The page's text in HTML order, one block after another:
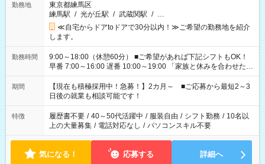
勤務地
東京都練馬区
練馬駅 / 光が丘駅 / 武蔵関駅 / …
≪自宅からドアtoドアで30分以内！≫ご希望の勤務地を紹介
します。
勤務時間
9:00～18:00（休憩60分） ■ご希望があれば下記シフトもOK！
早番 7:00～16:00 遅番 10:00～19:00 「家族と休みを合わせた
い」 「余裕を持って夕飯の準備がしたい」 「できれば残業はし
たくない」 など、ご希望を教えてくださいね。 ※Wワーク希望
の方へ 今ご覧のお仕事で希望する勤務時間と、もう1つのお仕事
の勤務時間。 合計で週40時間を超える場合は応募できません。
期間
【現在も積極採用中！急募！】2カ月～ ■ご応募から最短2～3
日後の就業も相談可能です！
特徴 履歴書不要 / 40～50代活躍中 / 服装自由 / シフト勤務 / 10名以
上の大量募集 / 電話対応なし / パソコンスキル不要
気になる！ 応募する 詳細へ